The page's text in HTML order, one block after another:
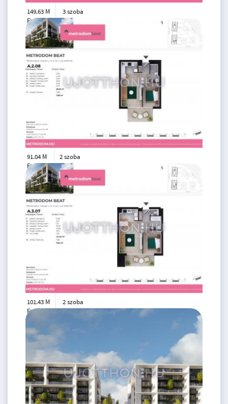
149.63 M
Ft
71 m2
3 szoba
5. emelet
91.04 M
Ft
39 m2
2 szoba
2. emelet
101.43 M
Ft
2 szoba
3. emelet